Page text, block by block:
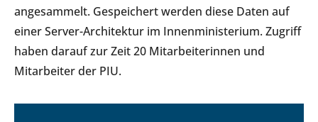
angesammelt. Gespeichert werden diese Daten auf
einer Server-Architektur im Innenministerium. Zugriff
haben darauf zur Zeit 20 Mitarbeiterinnen und
Mitarbeiter der PIU.